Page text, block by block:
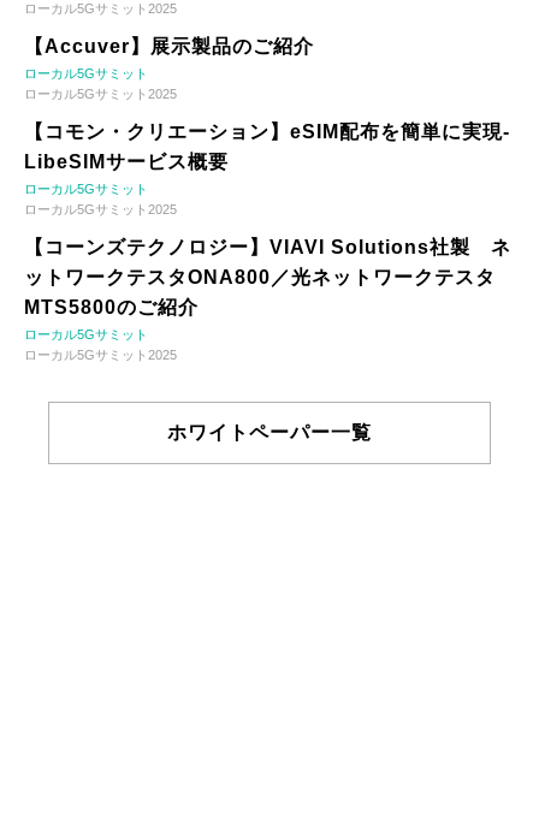
ローカル5Gサミット2025
【Accuver】展示製品のご紹介
ローカル5Gサミット
ローカル5Gサミット2025
【コモン・クリエーション】eSIM配布を簡単に実現-
LibeSIMサービス概要
ローカル5Gサミット
ローカル5Gサミット2025
【コーンズテクノロジー】VIAVI Solutions社製 ネ
ットワークテスタONA800／光ネットワークテスタ
MTS5800のご紹介
ローカル5Gサミット
ローカル5Gサミット2025
ホワイトペーパー一覧